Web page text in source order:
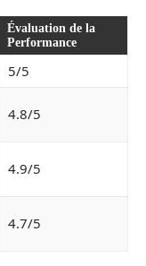
Évaluation de la
Performance
5/5
4.8/5
4.9/5
4.7/5